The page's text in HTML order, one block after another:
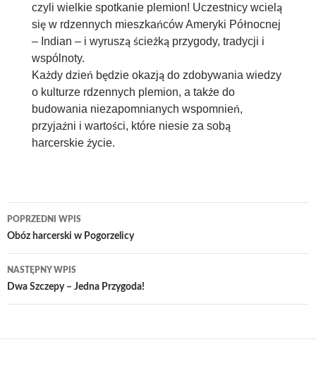
czyli wielkie spotkanie plemion! Uczestnicy wcielą
się w rdzennych mieszkańców Ameryki Północnej
– Indian – i wyruszą ścieżką przygody, tradycji i
wspólnoty.
Każdy dzień będzie okazją do zdobywania wiedzy
o kulturze rdzennych plemion, a także do
budowania niezapomnianych wspomnień,
przyjaźni i wartości, które niesie za sobą
harcerskie życie.
Nawigacja
wpisu
POPRZEDNI WPIS
Obóz harcerski w Pogorzelicy
NASTĘPNY WPIS
Dwa Szczepy – Jedna Przygoda!